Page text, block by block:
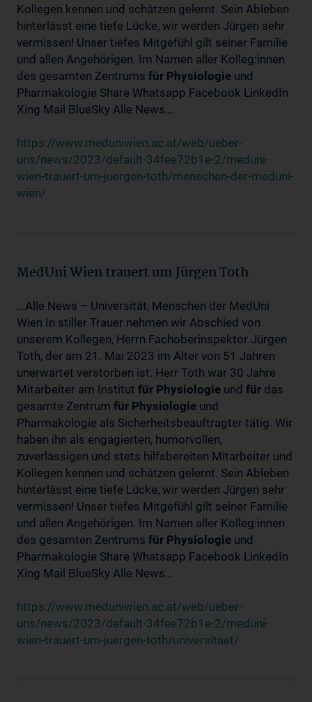
Kollegen kennen und schätzen gelernt. Sein Ableben
hinterlässt eine tiefe Lücke, wir werden Jürgen sehr
vermissen! Unser tiefes Mitgefühl gilt seiner Familie
und allen Angehörigen. Im Namen aller Kolleg:innen
des gesamten Zentrums für Physiologie und
Pharmakologie Share Whatsapp Facebook LinkedIn
Xing Mail BlueSky Alle News...
https://www.meduniwien.ac.at/web/ueber-
uns/news/2023/default-34fee72b1e-2/meduni-
wien-trauert-um-juergen-toth/menschen-der-meduni-
wien/
MedUni Wien trauert um Jürgen Toth
...Alle News – Universität, Menschen der MedUni
Wien In stiller Trauer nehmen wir Abschied von
unserem Kollegen, Herrn Fachoberinspektor Jürgen
Toth, der am 21. Mai 2023 im Alter von 51 Jahren
unerwartet verstorben ist. Herr Toth war 30 Jahre
Mitarbeiter am Institut für Physiologie und für das
gesamte Zentrum für Physiologie und
Pharmakologie als Sicherheitsbeauftragter tätig. Wir
haben ihn als engagierten, humorvollen,
zuverlässigen und stets hilfsbereiten Mitarbeiter und
Kollegen kennen und schätzen gelernt. Sein Ableben
hinterlässt eine tiefe Lücke, wir werden Jürgen sehr
vermissen! Unser tiefes Mitgefühl gilt seiner Familie
und allen Angehörigen. Im Namen aller Kolleg:innen
des gesamten Zentrums für Physiologie und
Pharmakologie Share Whatsapp Facebook LinkedIn
Xing Mail BlueSky Alle News...
https://www.meduniwien.ac.at/web/ueber-
uns/news/2023/default-34fee72b1e-2/meduni-
wien-trauert-um-juergen-toth/universitaet/